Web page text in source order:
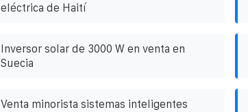
eléctrica de Haití
Inversor solar de 3000 W en venta en
Suecia
Venta minorista sistemas inteligentes